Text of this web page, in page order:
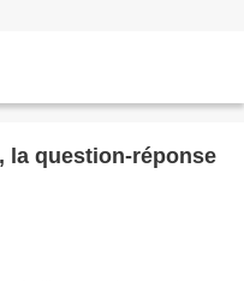
la question-réponse